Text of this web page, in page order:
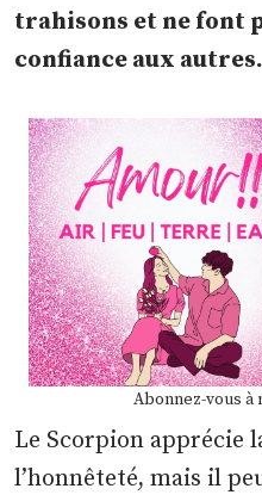
trahisons et ne font
confiance aux autres.
Abonnez-vous à
Le Scorpion apprécie
l’honnêteté, mais il